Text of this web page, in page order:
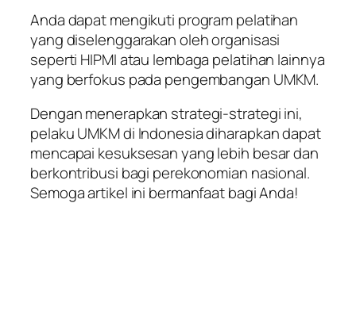
Anda dapat mengikuti program pelatihan
yang diselenggarakan oleh organisasi
seperti HIPMI atau lembaga pelatihan lainnya
yang berfokus pada pengembangan UMKM.
Dengan menerapkan strategi-strategi ini,
pelaku UMKM di Indonesia diharapkan dapat
mencapai kesuksesan yang lebih besar dan
berkontribusi bagi perekonomian nasional.
Semoga artikel ini bermanfaat bagi Anda!